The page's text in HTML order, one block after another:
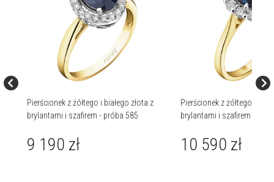
Pierścionek z żółtego i białego złota z
brylantami i szafirem - próba 585
9 190 zł
Pierścionek z żółtego i
brylantami i szafirem -
10 590 zł